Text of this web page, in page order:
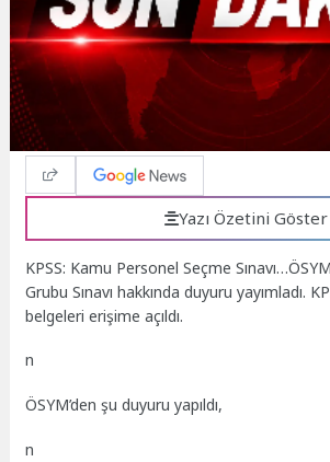
Yazı Özetini Göster
KPSS: Kamu Personel Seçme Sınavı…
Grubu Sınavı hakkında duyuru yayımladı.
belgeleri erişime açıldı.
n
ÖSYM’den şu duyuru yapıldı,
n